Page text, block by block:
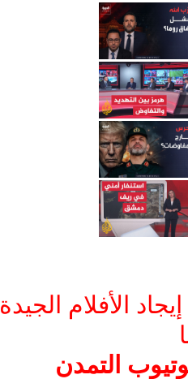
الأفلام الجيدة
التمدن